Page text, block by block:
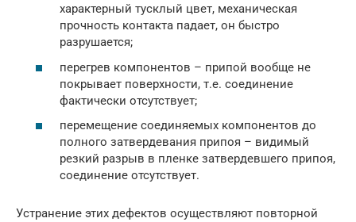
характерный тусклый цвет, механическая
прочность контакта падает, он быстро
разрушается;
перегрев компонентов – припой вообще не
покрывает поверхности, т.е. соединение
фактически отсутствует;
перемещение соединяемых компонентов до
полного затвердевания припоя – видимый
резкий разрыв в пленке затвердевшего припоя,
соединение отсутствует.
Устранение этих дефектов осуществляют повторной